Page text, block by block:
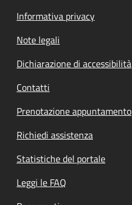
Informativa privacy
Note legali
Dichiarazione di accessibilità
Contatti
Prenotazione appuntamento
Richiedi assistenza
Statistiche del portale
Leggi le FAQ